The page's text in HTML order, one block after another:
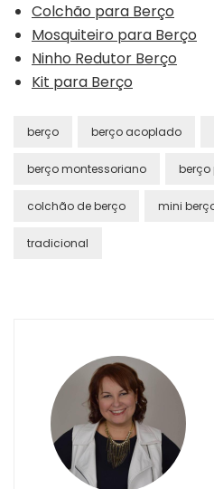
Colchão para Berço
Mosquiteiro para Berço
Ninho Redutor Berço
Kit para Berço
berço berço acoplado
berço montessoriano berço
colchão de berço mini
tradicional